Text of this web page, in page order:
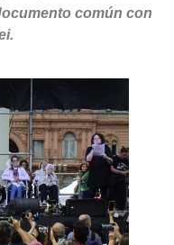
común con